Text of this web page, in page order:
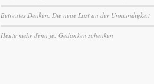
Betreutes Denken. Die neue Lust an der Unmündigkeit
Heute mehr denn je: Gedanken schenken